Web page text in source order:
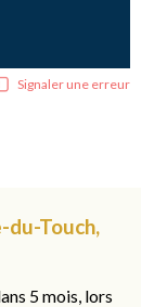
Signaler une erreur
du-Touch,
5 mois, lors